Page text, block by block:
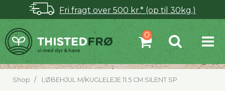
Fri fragt over 500 kr.* (op til 30kg.)
Shop LØBEHJUL M/KUGLELEJE 11.5 CM SILENT SP